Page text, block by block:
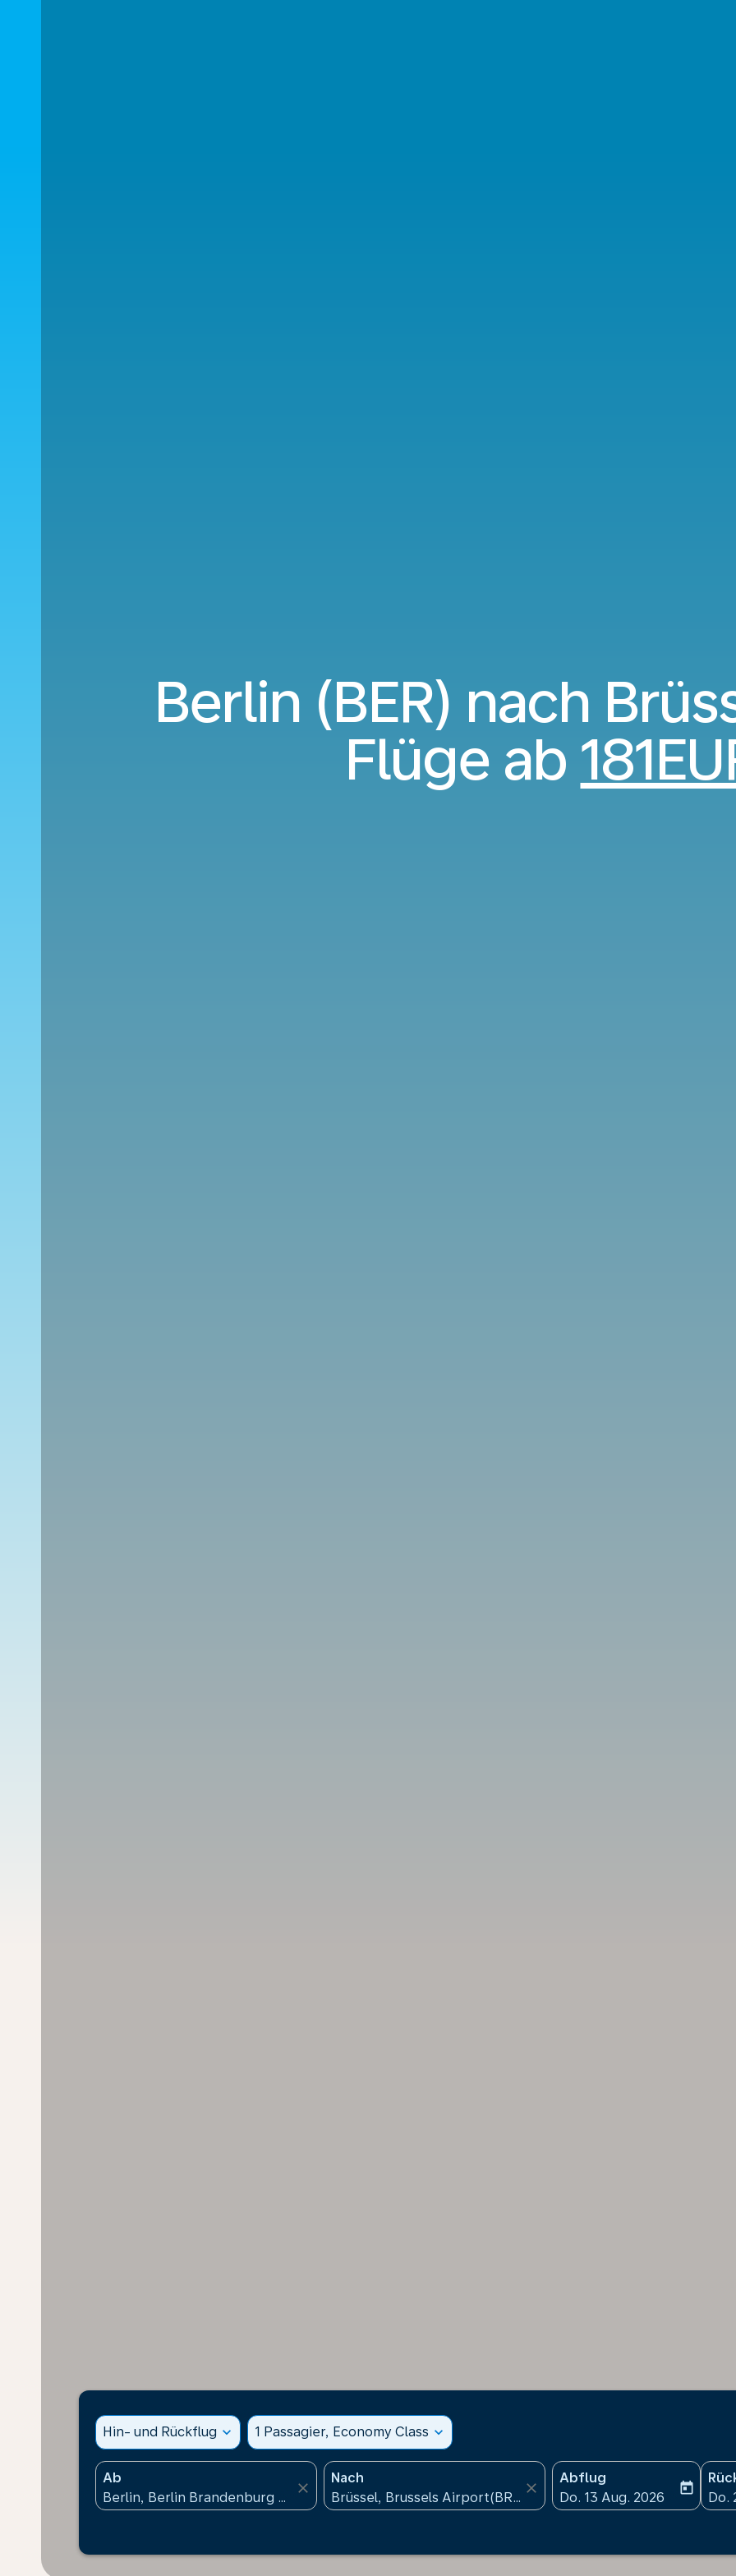
Berlin (BER) nach
Flüge ab
Hin- und Rückflug expand_more 1 Passagier, Economy Class expand_more
Ab
close
Nach
close
Abflug
fc-booking-departure-
Do. 13 Aug. 2026
today
fc-
Do.